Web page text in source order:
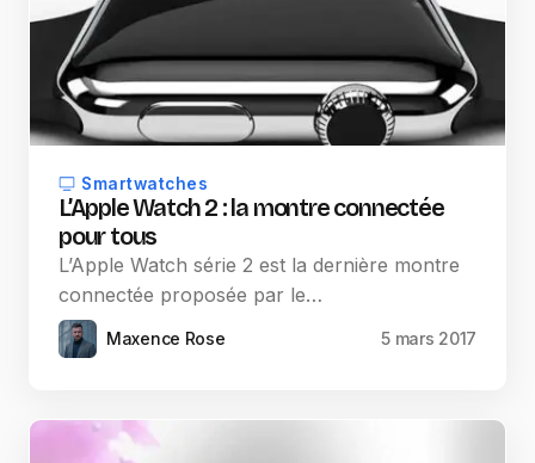
Smartwatches
L’Apple Watch 2 : la montre connectée
pour tous
L’Apple Watch série 2 est la dernière montre
connectée proposée par le…
Maxence Rose 5 mars 2017